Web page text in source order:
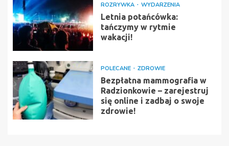
ROZRYWKA WYDARZENIA
Letnia potańcówka:
tańczymy w rytmie
wakacji!
POLECANE ZDROWIE
Bezpłatna mammografia w
Radzionkowie – zarejestruj
się online i zadbaj o swoje
zdrowie!